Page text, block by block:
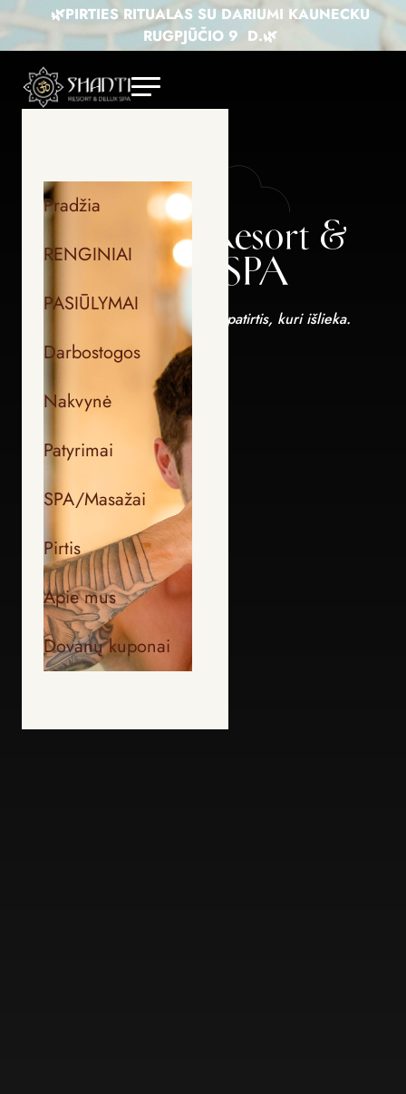
🌷
🌿PIRTIES RITUALAS SU DARIUMI KAUNECKU
RUGPJŪČIO 9 D.🌿
Pradžia
RENGINIAI
PASIŪLYMAI
Darbostogos
Nakvynė
Patyrimai
SPA/Masažai
Pirtis
Apie mus
Dovanų kuponai
SHANTI Resort &
Delux SPA
Tai daugiau nei poilsis. Tai patirtis, kuri išlieka.